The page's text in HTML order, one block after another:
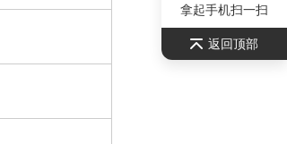
拿起手机扫一扫
返回顶部